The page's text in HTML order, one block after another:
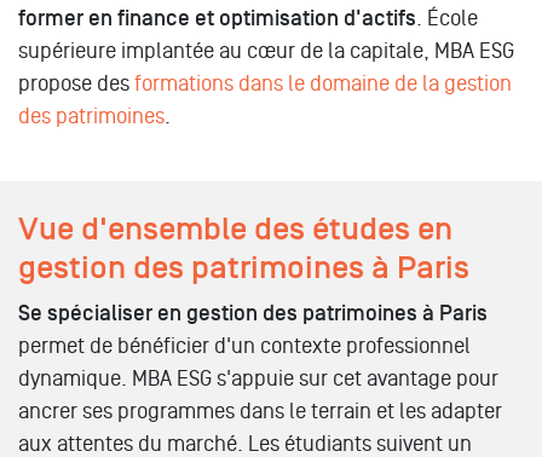
former en finance et optimisation d'actifs. École
supérieure implantée au cœur de la capitale, MBA ESG
propose des formations dans le domaine de la gestion
des patrimoines.
Vue d'ensemble des études en
gestion des patrimoines à Paris
Se spécialiser en gestion des patrimoines à Paris
permet de bénéficier d'un contexte professionnel
dynamique. MBA ESG s'appuie sur cet avantage pour
ancrer ses programmes dans le terrain et les adapter
aux attentes du marché. Les étudiants suivent un